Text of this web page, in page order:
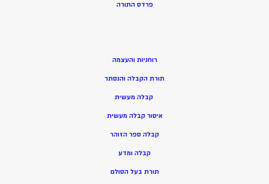
פרדס התורה
רוחניות והעצמה
תורת הקבלה והנסתר
קבלה מעשית
איסור קבלה מעשית
קבלה ספר הזוהר
קבלה ומדע
תורת בעל הסולם